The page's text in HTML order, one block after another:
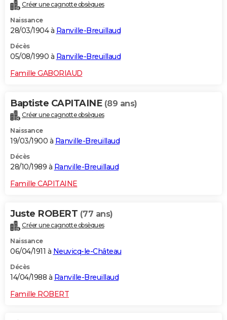
Créer une cagnotte obsèques
Naissance
28/03/1904 à Ranville-Breuillaud
Décès
05/08/1990 à Ranville-Breuillaud
Famille GABORIAUD
Baptiste CAPITAINE (89 ans)
Créer une cagnotte obsèques
Naissance
19/03/1900 à Ranville-Breuillaud
Décès
28/10/1989 à Ranville-Breuillaud
Famille CAPITAINE
Juste ROBERT (77 ans)
Créer une cagnotte obsèques
Naissance
06/04/1911 à Neuvicq-le-Château
Décès
14/04/1988 à Ranville-Breuillaud
Famille ROBERT